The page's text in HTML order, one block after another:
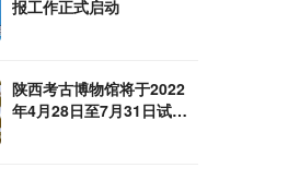
报工作正式启动
陕西考古博物馆将于2022
年4月28日至7月31日试行